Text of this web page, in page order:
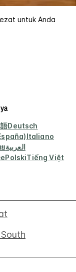
untuk Anda
Deutsch
Italiano
العربية
PolskiTiếng Việt